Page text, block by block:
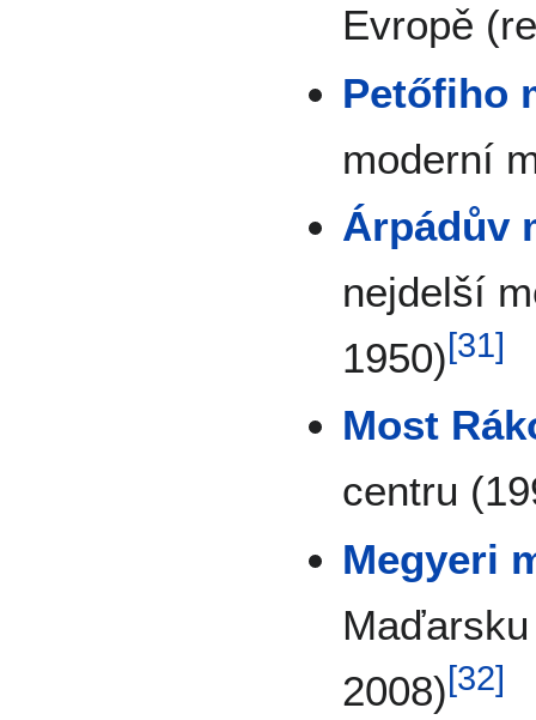
Evropě
Petőfiho
moderní
Árpádův
nejdelší
1950)[31]
Most
centru
Megyeri
2008)[32]